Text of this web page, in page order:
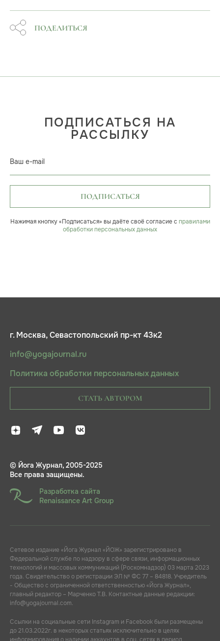
ПОДЕЛИТЬСЯ
ПОДПИСАТЬСЯ НА
РАССЫЛКУ
Ваш e-mail
ПОДПИСАТЬСЯ
Нажимая кнопку «Подписаться» вы даёте своё согласие с правилами
обработки персональных данных
г. Москва, Севастопольский пр-кт 43к2
info@yogajournal.ru
Политика обработки персональных данных
СТАТЬ АВТОРОМ
© Йога Журнал, 2005-2025
Все права защищены.
Разработка сайта
Renaissance Art Group
Сетевое издание «Йога Журнал «ЙОЖ» зарегистрировано в
Федеральной службе по надзору в сфере связи, информационных
технологий и массовых коммуникаций (Роскомнадзор) 03 марта 2023
года. Свидетельство о регистрации ЭЛ № ФС 77 – 84818. Учредитель
- Общество с ограниченной ответственностью «Йога Журнал»,
главный редактор – Марченко Т.В. Контактные данные редакции:
info@yogajournal.com.
Ссылки на социальные сети Instagram и Facebook были размещены
до 21.03.2022г. в некоторых статьях исключительно в целях
информирования о наличии аккаунтов в соц. сетях в период